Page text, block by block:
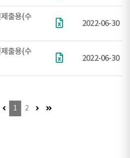
출용(수
2022-06-30
출용(수
2022-06-30
페이지 (이동불가)
이전 페이지 (이동불가)
1 2 다음 페이지 (이동불가)
마지막 페이지